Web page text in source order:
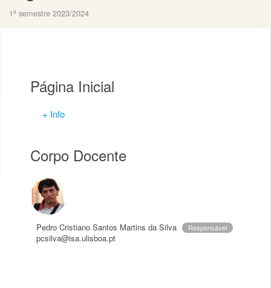
1º semestre 2023/2024
Página Inicial
+ Info
Corpo Docente
Pedro Cristiano Santos Martins da Silva Responsável
pcsilva@isa.ulisboa.pt